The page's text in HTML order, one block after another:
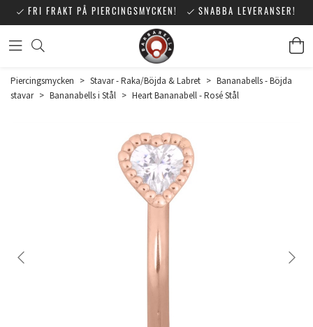
FRI FRAKT PÅ PIERCINGSMYCKEN! SNABBA LEVERANSER!
Piercingsmycken > Stavar - Raka/Böjda & Labret > Bananabells - Böjda
stavar > Bananabells i Stål > Heart Bananabell - Rosé Stål